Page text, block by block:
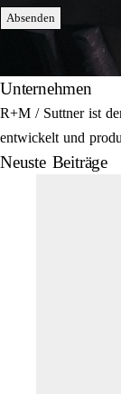
Absenden
Unternehmen
R+M / Suttner ist
entwickelt und
Neuste Beiträge